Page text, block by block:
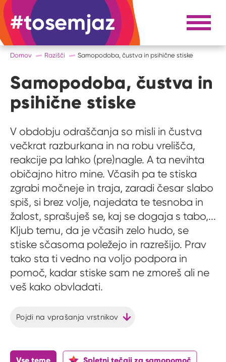
#tosemjaz #to sem jaz Razpri
Domov Razišči Samopodoba, čustva in psihične stiske
Samopodoba, čustva in
psihične stiske
V obdobju odraščanja so misli in čustva
večkrat razburkana in na robu vrelišča,
reakcije pa lahko (pre)nagle. A ta nevihta
običajno hitro mine. Včasih pa te stiska
zgrabi močneje in traja, zaradi česar slabo
spiš, si brez volje, najedata te tesnoba in
žalost, sprašuješ se, kaj se dogaja s tabo,...
Kljub temu, da je včasih zelo hudo, se
stiske sčasoma poležejo in razrešijo. Prav
tako sta ti vedno na voljo podpora in
pomoč, kadar stiske sam ne zmoreš ali ne
veš kako obvladati.
Pojdi na vprašanja vrstnikov
Vse teme Spletni tečaji za samopomoč